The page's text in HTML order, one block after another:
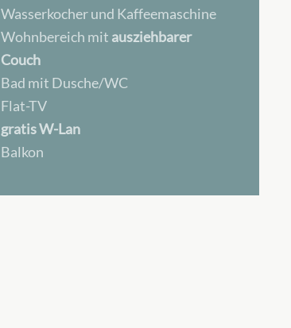
Wasserkocher und Kaffeemaschine
Wohnbereich mit ausziehbarer
Couch
Bad mit Dusche/WC
Flat-TV
gratis W-Lan
Balkon